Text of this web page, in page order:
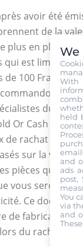
avoir été
de la
plus en plus
est limité.
de 100 Francs
de
du
Or Cash qui
de rachat qui
sur la valeur
pièces que
vous seront
Ce
de fabrication
du rachat de la
We
With
held
and
ads
post,
You
via
and